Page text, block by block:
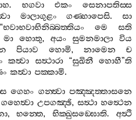
. භගවා එකං
සෙනාපතිස‍්ස
මාලාගුළං ගණ‍්හාපෙසි. සා
භවාභවාභිනිබ‍්බත‍්තියං මෙ
සති
මා හොතු, අයං සුමනමාලා
විය
පියාව හොමි, නාමෙන
ච
කත්‍වා සත්‍ථාරා“සුඛිනී හොහී”ති
කත්‍වා පක‍්කාමි.
ගෙහං ගන‍්ත්‍වා පඤ‍්ඤත‍්තාසනෙ
ගහෙත්‍වා උපගඤ‍්ඡි, සත්‍ථා හත්‍ථෙන
,භන‍්තෙ,භික‍්ඛුසඞ‍්ඝොති.අත්‍ථි